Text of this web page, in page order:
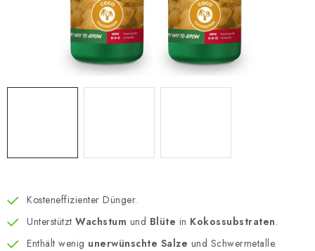
Datenschutzerklärung Impressum
Kosteneffizienter Dünger.
Unterstützt Wachstum und Blüte in Kokossubstraten.
Enthält wenig unerwünschte Salze und Schwermetalle.